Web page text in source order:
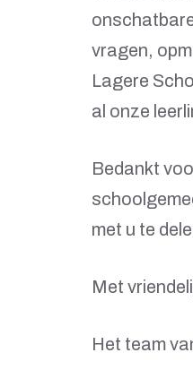
vragen,
Lagere
al onze
Bedankt
met u te
Met
Het team